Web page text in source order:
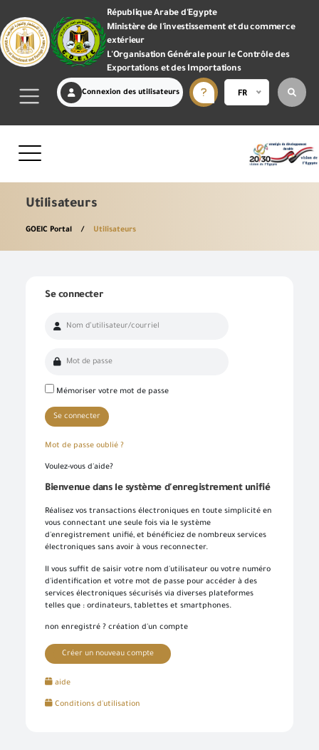
République Arabe d'Egypte
Ministère de l'investissement et du commerce
extérieur
L'Organisation Générale pour le Contrôle des
Exportations et des Importations
Connexion des utilisateurs FR
Utilisateurs
GOEIC Portal Utilisateurs
Se connecter
Mémoriser votre mot de passe
Se connecter
Mot de passe oublié ?
Voulez-vous d'aide?
Bienvenue dans le système d'enregistrement unifié
Réalisez vos transactions électroniques en toute simplicité en
vous connectant une seule fois via le système
d'enregistrement unifié, et bénéficiez de nombreux services
électroniques sans avoir à vous reconnecter.
Il vous suffit de saisir votre nom d'utilisateur ou votre numéro
d'identification et votre mot de passe pour accéder à des
services électroniques sécurisés via diverses plateformes
telles que : ordinateurs, tablettes et smartphones.
non enregistré ? création d'un compte
Créer un nouveau compte
aide
Conditions d'utilisation